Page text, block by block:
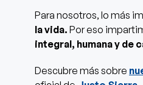
Para nosotros, lo más
la vida. Por eso
integral, humana y de
Descubre más sobre